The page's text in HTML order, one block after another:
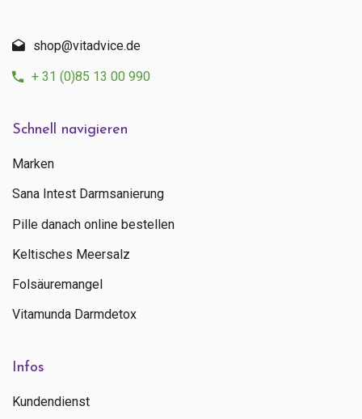
Schnell navigieren
Marken
Sana Intest Darmsanierung
Pille danach online bestellen
Keltisches Meersalz
Folsäuremangel
Vitamunda Darmdetox
Infos
Kundendienst
shop@vitadvice.de
+ 31 (0)85 13 00 990